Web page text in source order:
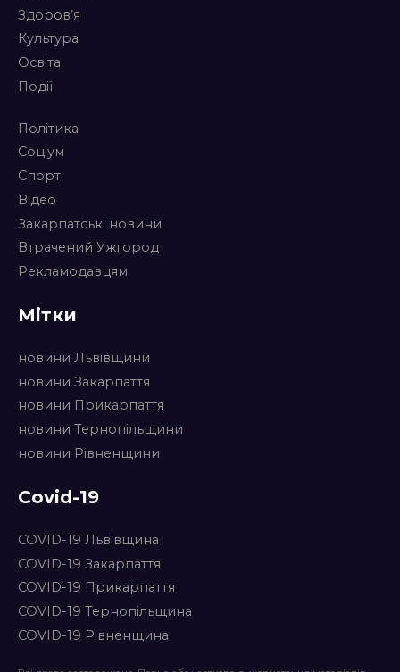
Здоров’я
Культура
Освіта
Події
Політика
Соціум
Спорт
Відео
Закарпатські новини
Втрачений Ужгород
Рекламодавцям
Мітки
новини Львівщини
новини Закарпаття
новини Прикарпаття
новини Тернопільщини
новини Рівненщини
Covid-19
COVID-19 Львівщина
COVID-19 Закарпаття
COVID-19 Прикарпаття
COVID-19 Тернопільщина
COVID-19 Рівненщина